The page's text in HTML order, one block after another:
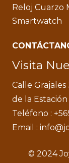
Reloj Cuarzo
Smartwatch
Visita
Calle
de la Estación
Teléfono :
Email :
© 2024